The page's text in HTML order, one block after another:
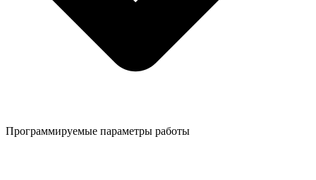
Программируемые параметры работы